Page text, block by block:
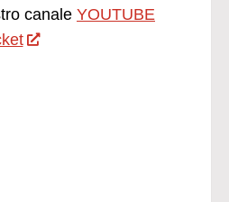
canale YOUTUBE